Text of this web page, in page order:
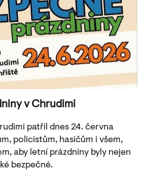
v Chrudimi
patřil dnes 24. června
policistům, hasičům i všem,
aby letní prázdniny byly nejen
bezpečné.